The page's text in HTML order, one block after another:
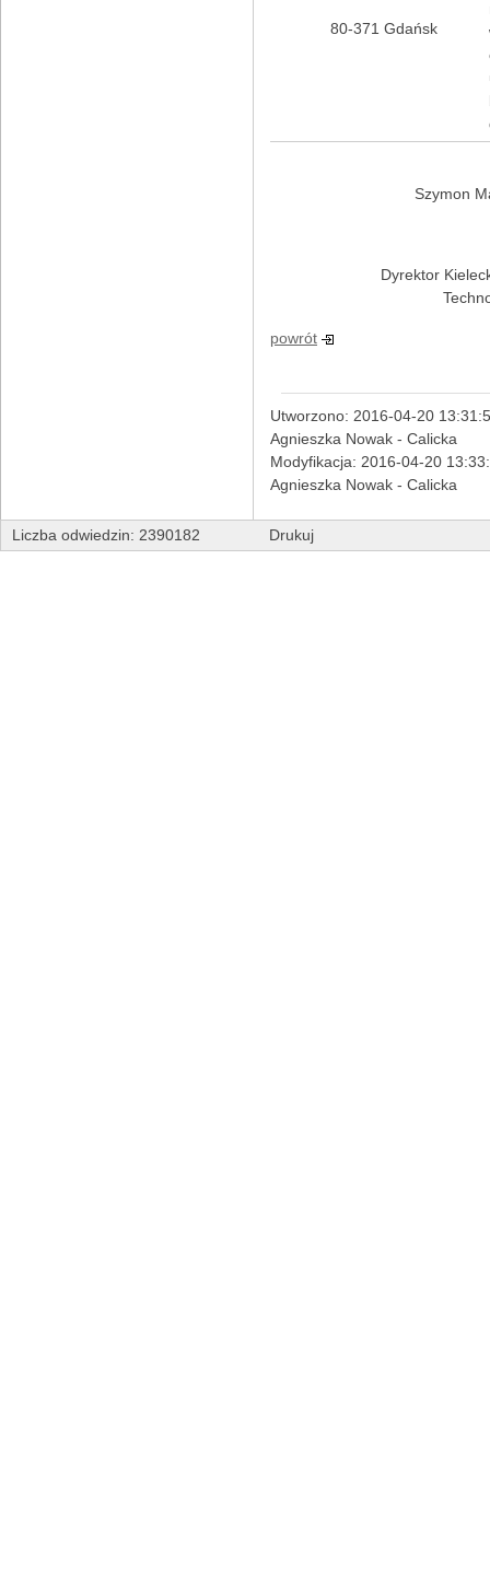
80-371 Gdańsk
Szymon
Dyrektor
powrót
Utworzono: 2016-04-20
Agnieszka Nowak - Calicka
Modyfikacja: 2016-04-20
Agnieszka Nowak - Calicka
Liczba odwiedzin: 2390182 Drukuj